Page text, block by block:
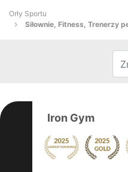
Orły Sportu
Siłownie, Fitness, Trenerzy
Iron Gym